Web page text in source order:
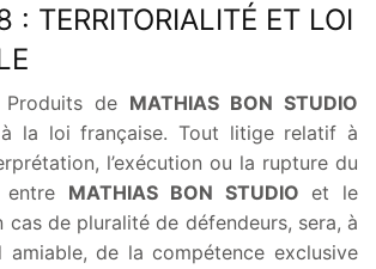
: TERRITORIALITÉ ET LOI
de MATHIAS BON STUDIO
à la loi française. Tout litige relatif à
l’exécution ou la rupture du
MATHIAS BON STUDIO et le
cas de pluralité de défendeurs, sera, à
amiable, de la compétence exclusive